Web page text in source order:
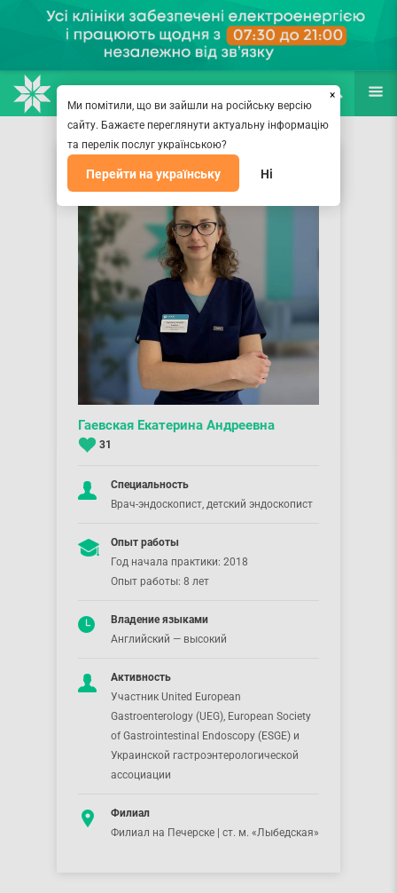
(067) 127-03-03
ПОИСК ЕЩЁ
Гаевская Екатерина Андреевна
31
Специальность
Врач-эндоскопист, детский эндоскопист
Опыт работы
Год начала практики: 2018
Опыт работы: 8 лет
Владение языками
Английский — высокий
Активность
Участник United European
Gastroenterology (UEG), European Society
of Gastrointestinal Endoscopy (ESGE) и
Украинской гастроэнтерологической
ассоциации
Филиал
Филиал на Печерске | ст. м. «Лыбедская»
×
Ми помітили, що ви зайшли на російську версію
сайту. Бажаєте переглянути актуальну інформацію
та перелік послуг українською?
Перейти на українську Ні